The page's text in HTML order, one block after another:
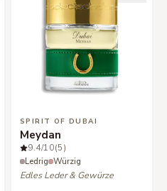
SPIRIT OF DUBAI
Meydan
9.4/10(5)
Ledrig Würzig
Edles Leder & Gewürze